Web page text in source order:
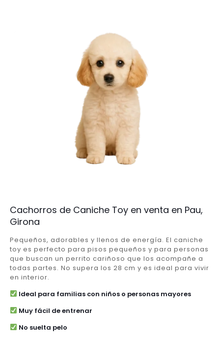
Cachorros de Caniche Toy en venta en Pau,
Girona
Pequeños, adorables y llenos de energía. El caniche
toy es perfecto para pisos pequeños y para personas
que buscan un perrito cariñoso que los acompañe a
todas partes. No supera los 28 cm y es ideal para vivir
en interior.
Ideal para familias con niños o personas mayores
Muy fácil de entrenar
No suelta pelo